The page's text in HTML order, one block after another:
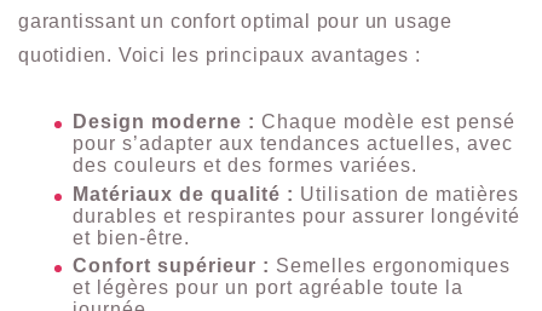
garantissant un confort optimal pour un usage
quotidien. Voici les principaux avantages :
Design moderne : Chaque modèle est pensé
pour s’adapter aux tendances actuelles, avec
des couleurs et des formes variées.
Matériaux de qualité : Utilisation de matières
durables et respirantes pour assurer longévité
et bien-être.
Confort supérieur : Semelles ergonomiques
et légères pour un port agréable toute la